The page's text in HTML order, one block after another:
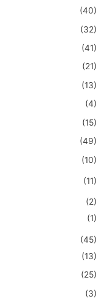
(40)
(32)
(41)
(21)
(13)
(4)
(15)
(49)
(10)
(11)
(2)
(1)
(45)
(13)
(25)
(3)